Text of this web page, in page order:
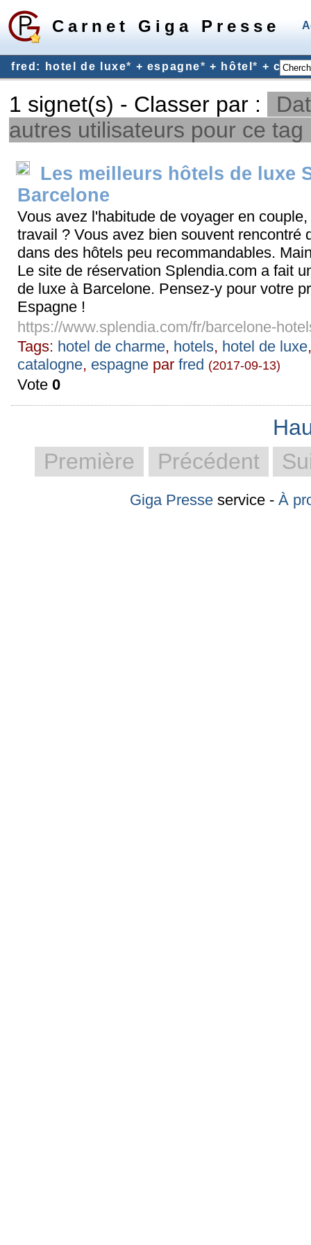
Carnet Giga Presse
fred: hotel de luxe* + espagne* + hôtel* +
1 signet(s) - Classer par :
autres utilisateurs pour ce tag
Les meilleurs hôtels de luxe
Barcelone
Vous avez l'habitude de voyager en
travail ? Vous avez bien souvent rencontré
dans des hôtels peu recommandables.
Le site de réservation Splendia.com a fait
de luxe à Barcelone. Pensez-y pour votre
Espagne !
https://www.splendia.com/fr/barcelone-
Tags: hotel de charme, hotels, hotel de luxe
catalogne, espagne parfred (2017-09-13)
Vote0
Première
Précédent
Giga Presseservice - À